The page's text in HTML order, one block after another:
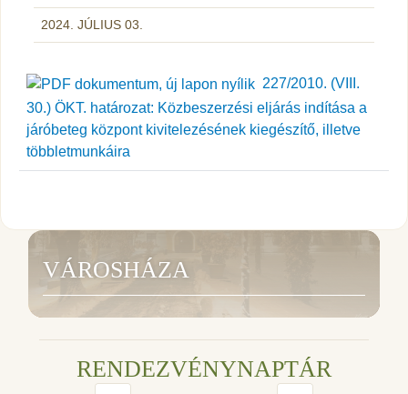
2024. JÚLIUS 03.
227/2010. (VIII.
30.) ÖKT. határozat: Közbeszerzési eljárás indítása a
járóbeteg központ kivitelezésének kiegészítő, illetve
többletmunkáira
VÁROSHÁZA
RENDEZVÉNYNAPTÁR